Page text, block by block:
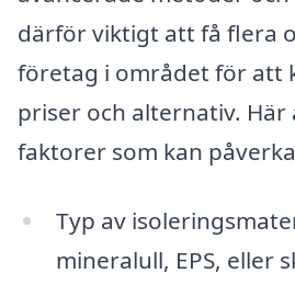
därför viktigt att få flera
företag i området för att
priser och alternativ. Här
faktorer som kan
Typ av
mineralull, EPS, eller